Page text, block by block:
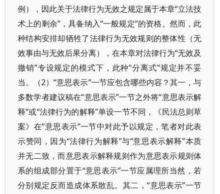
例），因此关于法律行为无效之规定属于本章“立法技
术上的剩余”，具备纳入“一般规定”的资格。然而，此
种结构安排却牺牲了法律行为无效规则的整体性（无
效事由与无效后果分离），在本章对法律行为“无效及
撤销”专设规定的模式下，此种“分离式”规定并不妥
当。（2）“意思表示”一节应包含哪些内容？其一，与
多数学者建议稿在“意思表示”一节之外将“意思表示解
释”或“法律行为的解释”单设一节不同，《民法总则草
案》在“意思表示”一节中对此予以规定，笔者对此表
示赞同，因为“法律行为解释”与“意思表示解释”本质
并无二致，而意思表示解释规则作为意思表示规则体
系的组成部分置于“意思表示”一节应属理所当然，若
分别规定反而造成体系散乱。其二，“意思表示”一节